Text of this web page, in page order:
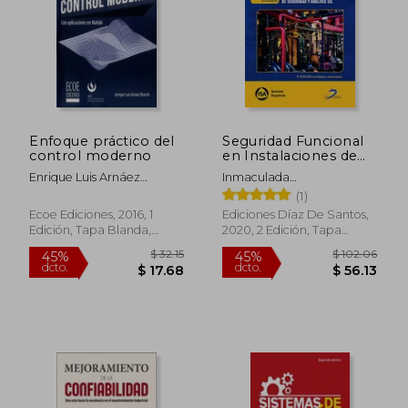
Enfoque práctico del
control moderno
Enrique Luis Arnáez
Ecoe Ediciones, 2016, 1
Edición, Tapa Blanda,
Nuevo
45%
dcto.
Seguridad Funcional
en Instalaciones de
Proceso 2ª
Edición(Sistemas
Instrumentados de
Seguridad y Analisis
Sil): Sistemas
Seguridad y Análisis sil
Inmaculada
Fern&Aacute;Ndez De La
Calle
(1)
Ediciones Díaz De Santos,
2020, 2 Edición, Tapa
Blanda, Nuevo
45%
dcto.